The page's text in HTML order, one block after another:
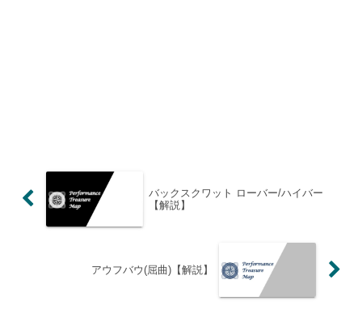
バックスクワット ローバー/ハイバー
【解説】
アウフバウ(屈曲)【解説】